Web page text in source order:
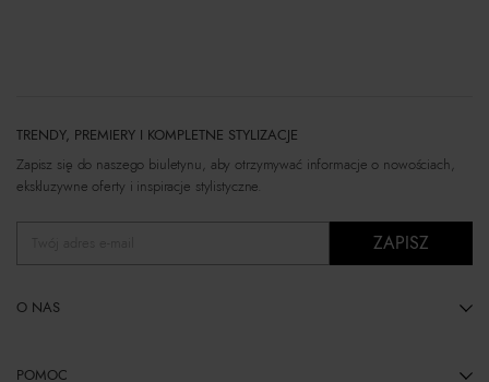
TRENDY, PREMIERY I KOMPLETNE STYLIZACJE
Zapisz się do naszego biuletynu, aby otrzymywać informacje o nowościach,
ekskluzywne oferty i inspiracje stylistyczne.
ZAPISZ
O NAS
POMOC